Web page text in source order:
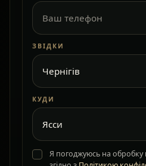
ЗВІДКИ
КУДИ
Я погоджуюсь на